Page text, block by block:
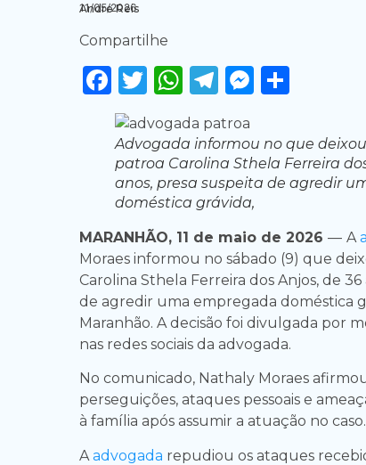
Andre Reis
11/05/2026
Compartilhe
Facebook
Twitter
WhatsApp
Telegram
Advogada informou no que
patroa Carolina Sthela Ferreira
anos, presa suspeita de agredir
doméstica grávida,
MARANHÃO, 11 de maio de 2026 — A
Moraes informou no sábado (9) que
Carolina Sthela Ferreira dos Anjos, de 36
de agredir uma empregada doméstica
Maranhão. A decisão foi divulgada por
nas redes sociais da advogada.
No comunicado, Nathaly Moraes
perseguições, ataques pessoais e
à família após assumir a atuação no caso.
A advogada repudiou os ataques